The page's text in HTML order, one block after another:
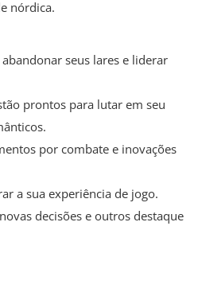
nórdica.
seus lares e liderar
prontos para lutar em seu
por combate e inovações
a sua experiência de jogo.
decisões e outros destaque